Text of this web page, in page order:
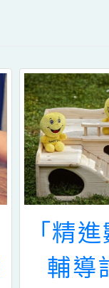
「精
輔導